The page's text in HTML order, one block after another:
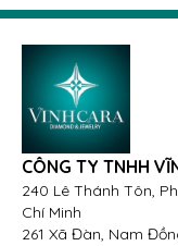
CÔNG TY TNHH
240 Lê Thánh Tôn,
Chí Minh
261 Xã Đàn, Nam